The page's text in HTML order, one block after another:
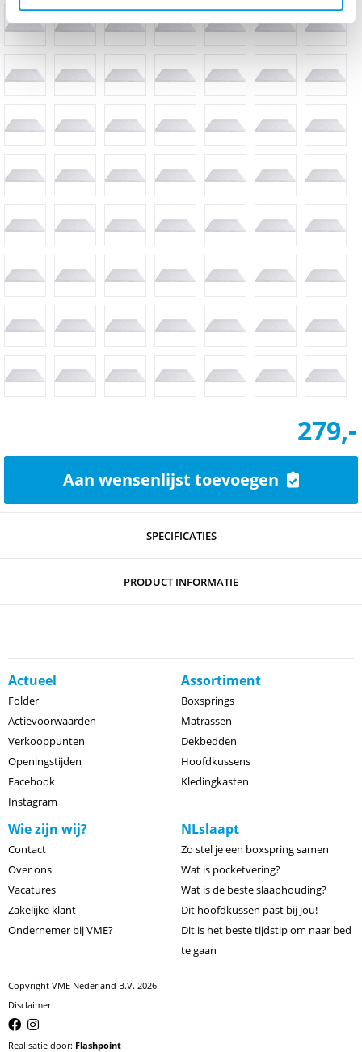
279,-
Aan wensenlijst toevoegen
SPECIFICATIES
PRODUCT INFORMATIE
Actueel
Folder
Actievoorwaarden
Verkooppunten
Openingstijden
Facebook
Instagram
Assortiment
Boxsprings
Matrassen
Dekbedden
Hoofdkussens
Kledingkasten
Wie zijn wij?
Contact
Over ons
Vacatures
Zakelijke klant
Ondernemer bij VME?
NLslaapt
Zo stel je een boxspring samen
Wat is pocketvering?
Wat is de beste slaaphouding?
Dit hoofdkussen past bij jou!
Dit is het beste tijdstip om naar bed
te gaan
Copyright VME Nederland B.V. 2026
Disclaimer
Realisatie door: Flashpoint